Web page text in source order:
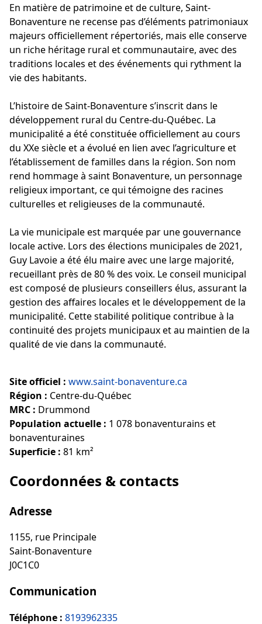
En matière de patrimoine et de culture, Saint-
Bonaventure ne recense pas d’éléments patrimoniaux
majeurs officiellement répertoriés, mais elle conserve
un riche héritage rural et communautaire, avec des
traditions locales et des événements qui rythment la
vie des habitants.
L’histoire de Saint-Bonaventure s’inscrit dans le
développement rural du Centre-du-Québec. La
municipalité a été constituée officiellement au cours
du XXe siècle et a évolué en lien avec l’agriculture et
l’établissement de familles dans la région. Son nom
rend hommage à saint Bonaventure, un personnage
religieux important, ce qui témoigne des racines
culturelles et religieuses de la communauté.
La vie municipale est marquée par une gouvernance
locale active. Lors des élections municipales de 2021,
Guy Lavoie a été élu maire avec une large majorité,
recueillant près de 80 % des voix. Le conseil municipal
est composé de plusieurs conseillers élus, assurant la
gestion des affaires locales et le développement de la
municipalité. Cette stabilité politique contribue à la
continuité des projets municipaux et au maintien de la
qualité de vie dans la communauté.
Site officiel : www.saint-bonaventure.ca
Région : Centre-du-Québec
MRC : Drummond
Population actuelle : 1 078 bonaventurains et
bonaventuraines
Superficie : 81 km²
Coordonnées & contacts
Adresse
1155, rue Principale
Saint-Bonaventure
J0C1C0
Communication
Téléphone : 8193962335